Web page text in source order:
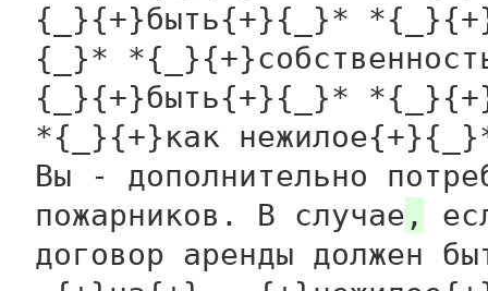
{_}{+}быть{+}{_}*
{_}*
{_}{+}быть{+}{_}*
*{_}{+}как
Вы - дополнительно
пожарников. В случае ,
договор аренды должен